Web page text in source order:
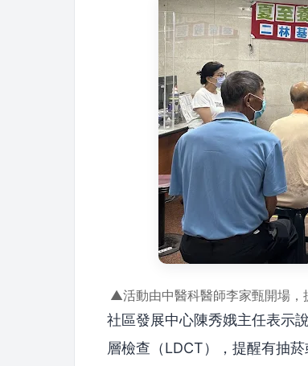
▲活動由中醫科醫師李家甄開場，
社區發展中心陳秀娥主任表示
層檢查（LDCT），提醒有抽